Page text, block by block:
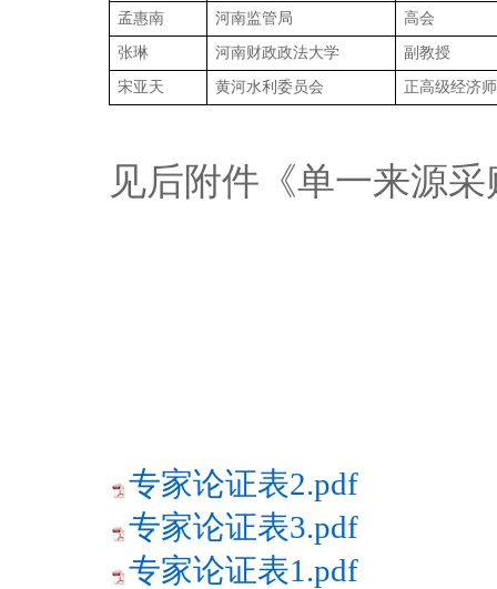
孟惠南 河南监管局 高会
张琳 河南财政政法大学 副教授
宋亚天 黄河水利委员会 正高级经济师
见后附件《单一来源
专家论证表2.pdf
专家论证表3.pdf
专家论证表1.pdf